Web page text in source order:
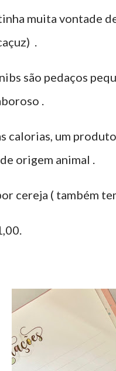
muita vontade
.
são pedaços
.
calorias, um
origem animal .
cereja ( também